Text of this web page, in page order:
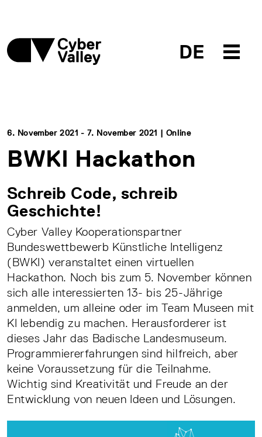
DE
6. November 2021 - 7. November 2021 | Online
BWKI Hackathon
Schreib Code, schreib
Geschichte!
Cyber Valley Kooperationspartner
Bundeswettbewerb Künstliche Intelligenz
(BWKI) veranstaltet einen virtuellen
Hackathon. Noch bis zum 5. November können
sich alle interessierten 13- bis 25-Jährige
anmelden, um alleine oder im Team Museen mit
KI lebendig zu machen. Herausforderer ist
dieses Jahr das Badische Landesmuseum.
Programmiererfahrungen sind hilfreich, aber
keine Voraussetzung für die Teilnahme.
Wichtig sind Kreativität und Freude an der
Entwicklung von neuen Ideen und Lösungen.